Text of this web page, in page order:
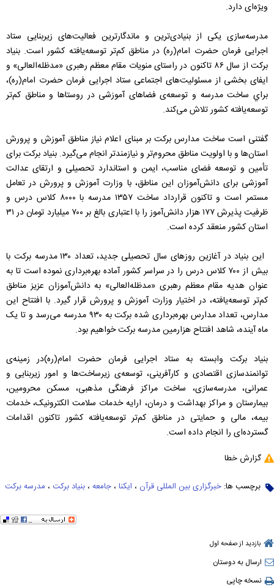
ویژه‌ای دارد.
مدرسه‌سازی یکی از بنیادی‌ترین و ماندگارترین فعالیت‌های زیربنایی ستاد
اجرایی فرمان حضرت امام(ره) در مناطق کم‌تر توسعه‌یافته کشور است. بنیاد
برکت از سال ۸۶ تاکنون در راستای منویات مقام معظم رهبری «مدظله‌العالی» و
ایفای بخشی از مسئولیت‌های اجتماعی ستاد اجرایی فرمان حضرت امام(ره)،
براي ساخت مدرسه و توسعه‌ی فضاهای آموزشی در روستاها و مناطق کم‌تر
توسعه‌یافته‌ کشور تلاش می‌کند.
گفتنی است ساخت مدارس برکت بر مبنای اعلام نیاز مناطق آموزش و پرورش
استان‌ها و با اولويت مناطق محروم‌تر‌ و نيازمندتر انجام می‌گيرد. بنیاد برکت برای
تأمین و توسعه‌‌ فضای مناسب، ایمن و استاندارد تحصیلی و ارتقای عدالت
آموزشی برای دانش‌آموزان این مناطق، با وزارت آموزش و پرورش در تعامل
مستمر است و تاکنون قرارداد ساخت ۱۳۵۷ مدرسه با ۸۰۰۰ کلاس درس و
ظرفيت پذیرش ۱۷۷ هزار دانش‌آموز را با اعتباری بالغ بر ۷۰۰ میلیارد تومان در ۳۱
استان کشور منعقد کرده است.
این بنیاد در آغازین روزهای‌ سال تحصیلی جدید، تعداد ۱۳۰ مدرسه‌‌ برکت با
بیش از ۷۰۰ کلاس درس را در سراسر کشور آماده‌ بهره‌برداری نموده است تا به
عنوان هدیه‌ مقام معظم رهبری «مدظله‌العالی» به دانش‌آموزان عزیز مناطق
کم‌تر توسعه‌یافته‌، در اختیار وزارت آموزش و پرورش قرار ‌گیرد. با افتتاح این
مدارس، تعداد مدارس بهره‌برداری شده‌ برکت به ۹۳۰ مدرسه می‌رسد و تا یک
ماه آینده، شاهد افتتاح هزارمین مدرسه‌ برکت خواهیم بود.
بنیاد برکت وابسته به ستاد اجرایی فرمان حضرت امام(ره)در زمینه‌ی
توانمندسازی اقتصادی و کارآفرینی، توسعه‌ی زیرساخت‌ها و امور زیربنایی و
عمرانی، مدرسه‌سازی، ساخت مراکز فرهنگی مذهبی، مسکن محرومین،
بیمارستان و مراکز بهداشت و درمان، ارایه‌‌ خدمات سلامت الکترونیک، خدمات
بیمه، مالی و حمایتی در مناطق کم‌تر توسعه‌یافته‌‌ کشور تاکنون اقدامات
گسترده‌ای را انجام داده است.
گزارش خطا
برچسب ها: خبرگزاری بین المللی قرآن ، ایکنا ، جامعه ، بنیاد برکت ، مدرسه برکت
بازدید از صفحه اول
ارسال به دوستان
نسخه چاپی